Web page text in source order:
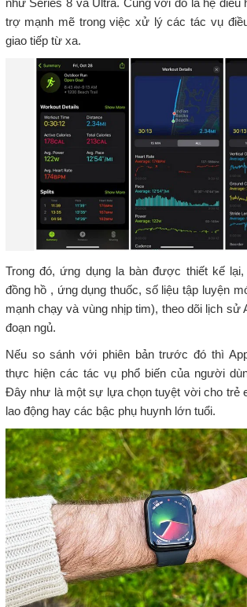
như Series 8 và Ultra. Cùng với đó là hệ điều
trợ mạnh mẽ trong việc xử lý các tác vụ
giao tiếp từ xa.
Trong đó, ứng dụng la bàn được thiết kế
đồng hồ , ứng dụng thuốc, số liệu tập luyện
mạnh chạy và vùng nhịp tim), theo dõi lịch sử
đoạn ngủ.
Nếu so sánh với phiên bản trước đó thì
thực hiện các tác vụ phổ biến của người
Đây như là một sự lựa chọn tuyệt vời cho trẻ
lao động hay các bậc phụ huynh lớn tuổi.